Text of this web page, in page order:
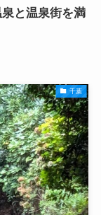
と温泉街を満
千葉